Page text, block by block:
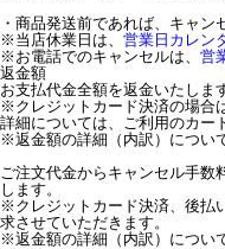
・商品発送前であれば、キャン
※当店休業日は、 営業日カレン
※お電話でのキャンセルは、 営
返金額
お支払代金全額を返金いたしま
※クレジットカード決済の場合
詳細については、ご利用のカー
※返金額の詳細（内訳）につい
ご注文代金からキャンセル手
します。
※クレジットカード決済、後払
求させていただきます。
※返金額の詳細（内訳）につい